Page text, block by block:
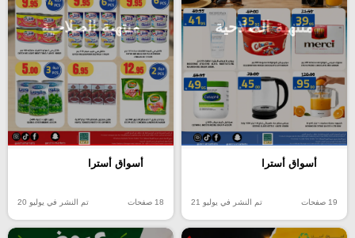
منتهية الصلاحية
أسواق أسترا
19 صفحات تم النشر في يوليو 21
منتهية الصلاحية
أسواق أسترا
18 صفحات تم النشر في يوليو 20